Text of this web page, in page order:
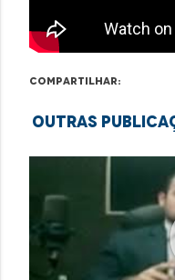
Compartilhar:
Outras